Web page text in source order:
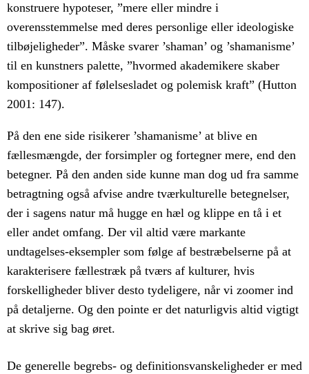
konstruere hypoteser, ”mere eller mindre i
overensstemmelse med deres personlige eller ideologiske
tilbøjeligheder”. Måske svarer ’shaman’ og ’shamanisme’
til en kunstners palette, ”hvormed akademikere skaber
kompositioner af følelsesladet og polemisk kraft” (Hutton
2001: 147).
På den ene side risikerer ’shamanisme’ at blive en
fællesmængde, der forsimpler og fortegner mere, end den
betegner. På den anden side kunne man dog ud fra samme
betragtning også afvise andre tværkulturelle betegnelser,
der i sagens natur må hugge en hæl og klippe en tå i et
eller andet omfang. Der vil altid være markante
undtagelses-eksempler som følge af bestræbelserne på at
karakterisere fællestræk på tværs af kulturer, hvis
forskelligheder bliver desto tydeligere, når vi zoomer ind
på detaljerne. Og den pointe er det naturligvis altid vigtigt
at skrive sig bag øret.
De generelle begrebs- og definitionsvanskeligheder er med